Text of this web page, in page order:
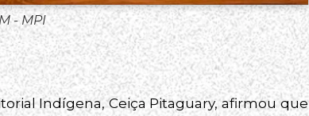
- MPI
Indígena, Ceiça Pitaguary, afirmou que